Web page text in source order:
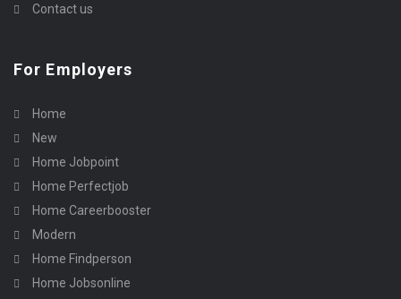
Contact us
For Employers
Home
New
Home Jobpoint
Home Perfectjob
Home Careerbooster
Modern
Home Findperson
Home Jobsonline